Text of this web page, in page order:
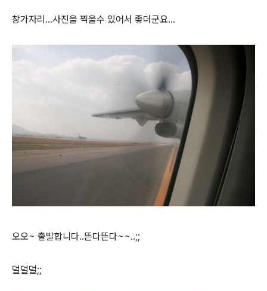
창가자리...사진을 찍을수 있어서 좋더군요...
오오~ 출발합니다..뜬다뜬다~~..;;
덜덜덜;;